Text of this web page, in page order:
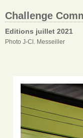
Challenge
Editions juillet 2021
Photo J-Cl. Messeiller